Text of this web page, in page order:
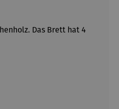
Das Brett hat 4